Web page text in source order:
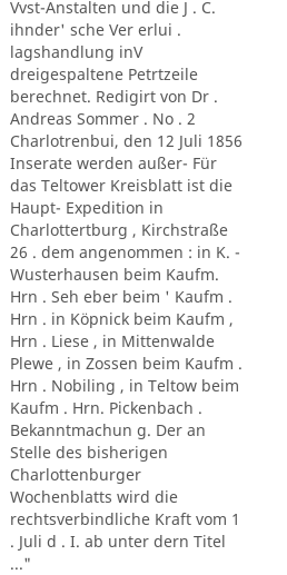
Vvst-Anstalten und die J . C.
ihnder' sche Ver erlui .
lagshandlung inV
dreigespaltene Petrtzeile
berechnet. Redigirt von Dr .
Andreas Sommer . No . 2
Charlotrenbui, den 12 Juli 1856
Inserate werden außer- Für
das Teltower Kreisblatt ist die
Haupt- Expedition in
Charlottertburg , Kirchstraße
26 . dem angenommen : in K. -
Wusterhausen beim Kaufm.
Hrn . Seh eber beim ' Kaufm .
Hrn . in Köpnick beim Kaufm ,
Hrn . Liese , in Mittenwalde
Plewe , in Zossen beim Kaufm .
Hrn . Nobiling , in Teltow beim
Kaufm . Hrn. Pickenbach .
Bekanntmachun g. Der an
Stelle des bisherigen
Charlottenburger
Wochenblatts wird die
rechtsverbindliche Kraft vom 1
. Juli d . I. ab unter dern Titel
..."